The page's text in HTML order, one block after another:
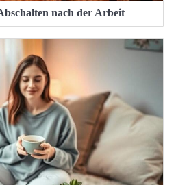
nach der Arbeit